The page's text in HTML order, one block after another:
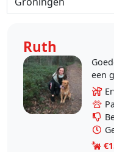
Ruth
Goedendag,
een
zou
op